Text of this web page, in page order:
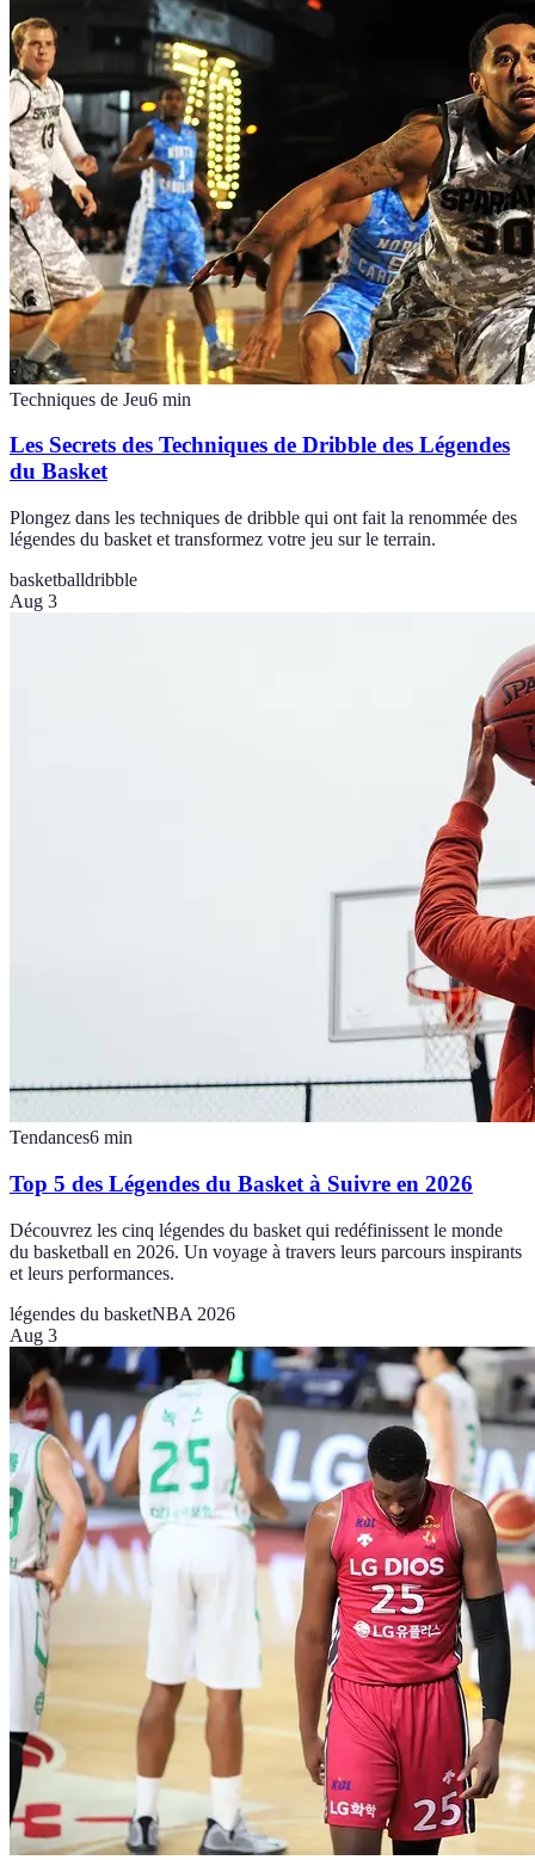
Techniques de Jeu6 min
Les Secrets des Techniques de Dribble des Légendes
du Basket
Plongez dans les techniques de dribble qui ont fait la renommée des
légendes du basket et transformez votre jeu sur le terrain.
basketballdribble
Aug 3
Tendances6 min
Top 5 des Légendes du Basket à Suivre en 2026
Découvrez les cinq légendes du basket qui redéfinissent le monde
du basketball en 2026. Un voyage à travers leurs parcours inspirants
et leurs performances.
légendes du basketNBA 2026
Aug 3